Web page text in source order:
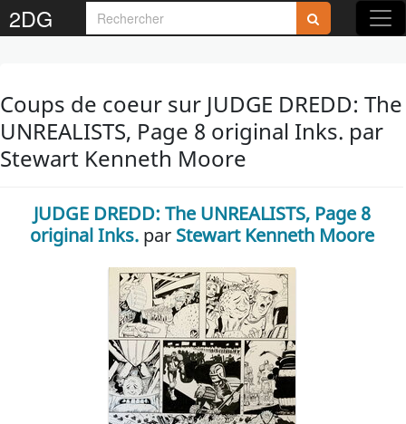
2DG
Coups de coeur sur JUDGE DREDD: The
UNREALISTS, Page 8 original Inks. par
Stewart Kenneth Moore
JUDGE DREDD: The UNREALISTS, Page 8
original Inks.par Stewart Kenneth Moore